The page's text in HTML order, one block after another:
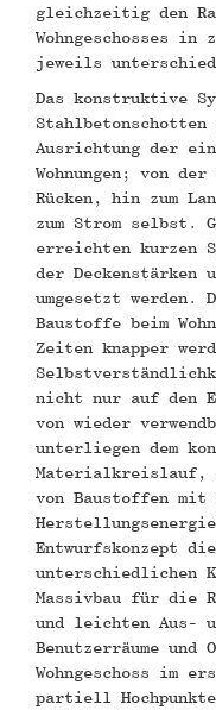
gleichzeitig den
Wohngeschosses
jeweils
Das konstruktive
Ausrichtung der
Wohnungen; von
Rücken, hin zum
zum Strom selbst.
erreichten kurzen
der Deckenstärken
umgesetzt werden.
Baustoffe beim
Zeiten knapper
nicht nur auf den
von wieder
unterliegen dem
Materialkreislauf,
von Baustoffen mit
Entwurfskonzept
unterschiedlichen
Massivbau für die
und leichten Aus-
Benutzerräume
Wohngeschoss im
partiell